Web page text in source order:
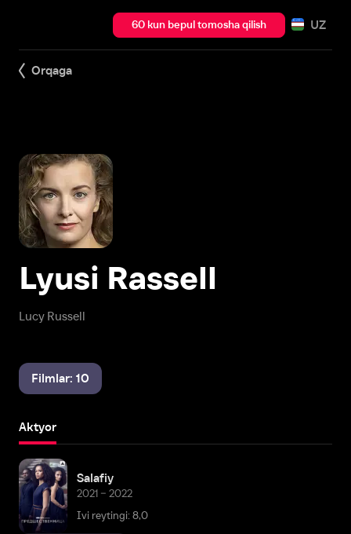
60 kun bepul tomosha qilish UZ
Orqaga
Lucy Russell
Lyusi Rassell
Filmlar: 10
Aktyor
Salafiy
2021 – 2022
Ivi reytingi: 8,0